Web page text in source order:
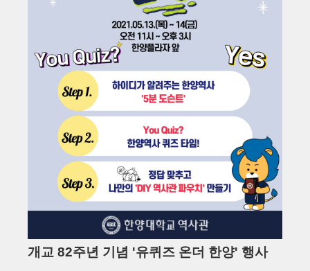
개교 82주년 기념 '유퀴즈 온더 한양' 행사